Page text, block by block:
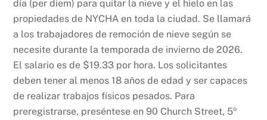
día (per diem) para quitar la nieve y el hielo en las
propiedades de NYCHA en toda la ciudad. Se llamará
a los trabajadores de remoción de nieve según se
necesite durante la temporada de invierno de 2026.
El salario es de $19.33 por hora. Los solicitantes
deben tener al menos 18 años de edad y ser capaces
de realizar trabajos físicos pesados. Para
preregistrarse, preséntese en 90 Church Street, 5º